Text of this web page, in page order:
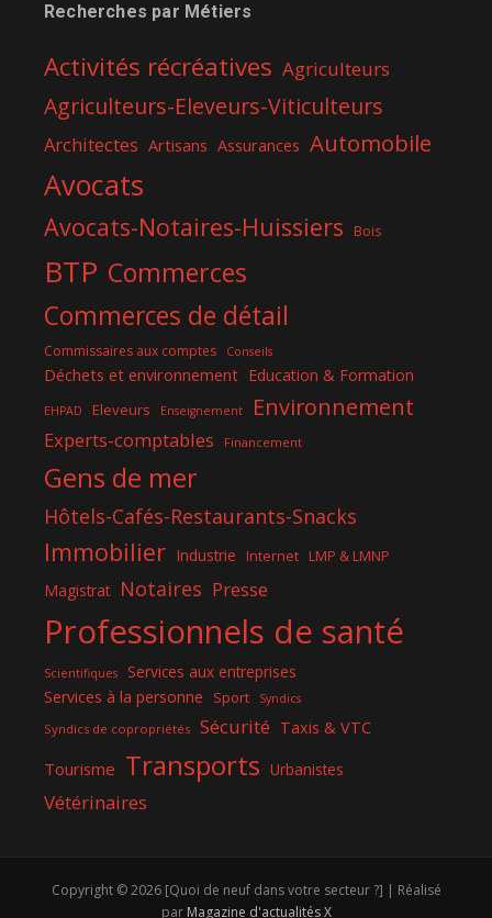
Recherches par Métiers
Activités récréatives Agriculteurs
Agriculteurs-Eleveurs-Viticulteurs
Architectes Artisans Assurances Automobile
Avocats
Avocats-Notaires-Huissiers Bois
BTP Commerces
Commerces de détail
Commissaires aux comptes Conseils
Déchets et environnement Education & Formation
EHPAD Eleveurs Enseignement Environnement
Experts-comptables Financement
Gens de mer
Hôtels-Cafés-Restaurants-Snacks
Immobilier Industrie Internet LMP & LMNP
Magistrat Notaires Presse
Professionnels de santé
Scientifiques
Services aux entreprises
Services à la personne
Sport Syndics
Syndics de copropriétés Sécurité Taxis & VTC
Tourisme Transports Urbanistes
Vétérinaires
Copyright © 2026 [Quoi de neuf dans votre secteur ?] | Réalisé
par Magazine d'actualités X